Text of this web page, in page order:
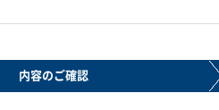
内容のご確認